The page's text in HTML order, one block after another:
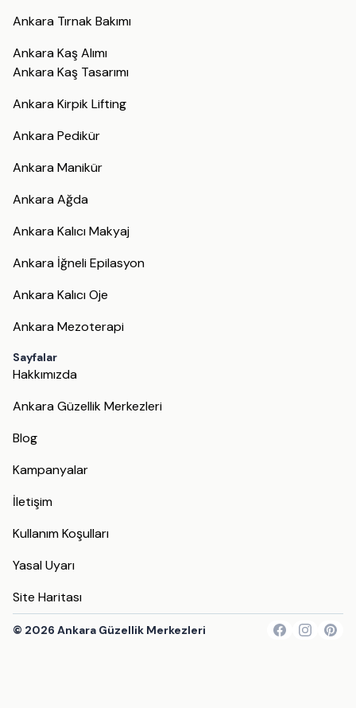
Ankara Tırnak Bakımı
Ankara Kaş Alımı
Ankara Kaş Tasarımı
Ankara Kirpik Lifting
Ankara Pedikür
Ankara Manikür
Ankara Ağda
Ankara Kalıcı Makyaj
Ankara İğneli Epilasyon
Ankara Kalıcı Oje
Ankara Mezoterapi
Sayfalar
Hakkımızda
Ankara Güzellik Merkezleri
Blog
Kampanyalar
İletişim
Kullanım Koşulları
Yasal Uyarı
Site Haritası
© 2026 Ankara Güzellik Merkezleri